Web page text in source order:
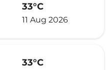
33°C
11 Aug 2026
33°C